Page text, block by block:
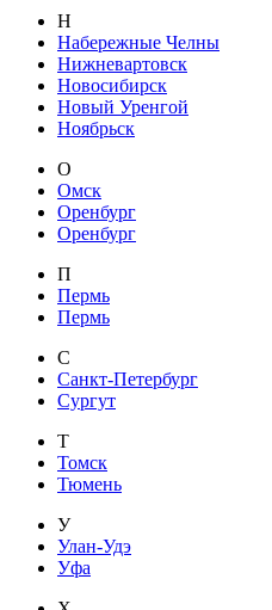
Н
Набережные Челны
Нижневартовск
Новосибирск
Новый Уренгой
Ноябрьск
О
Омск
Оренбург
Оренбург
П
Пермь
Пермь
С
Санкт-Петербург
Сургут
Т
Томск
Тюмень
У
Улан-Удэ
Уфа